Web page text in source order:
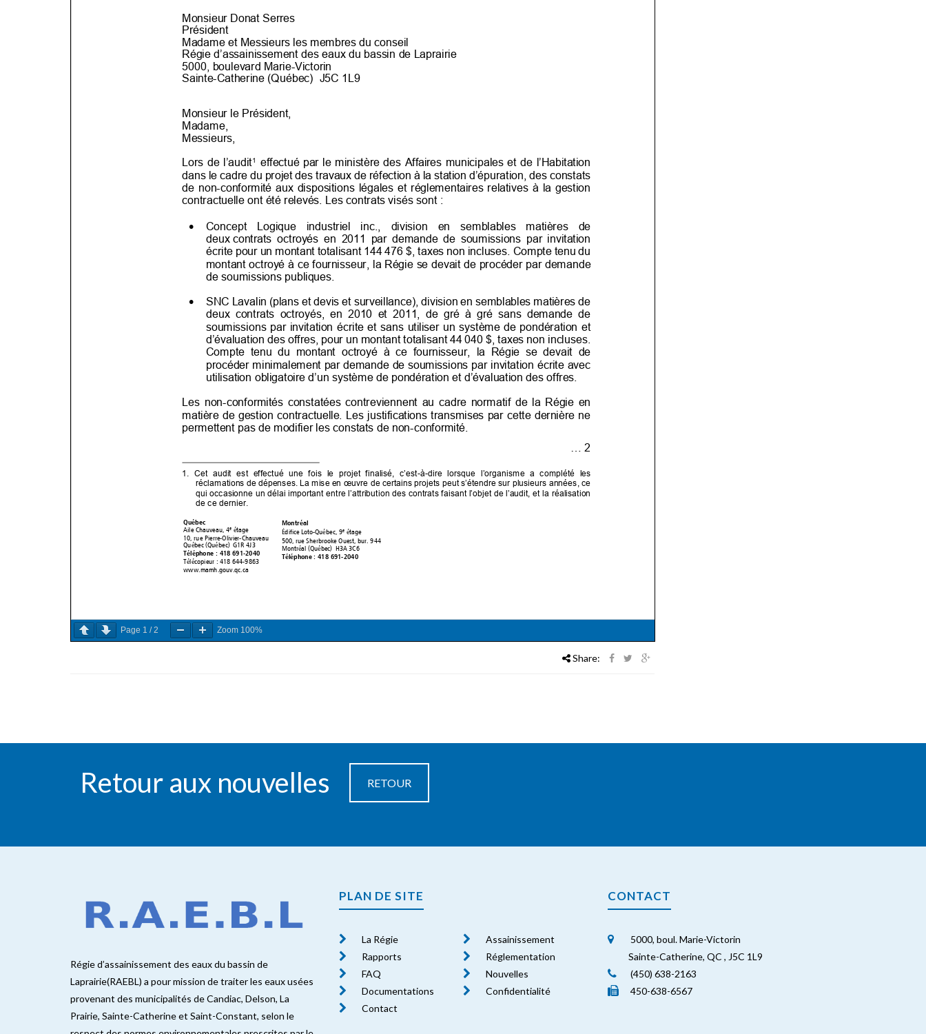
Page 1 /2 Zoom 100%
Share:
Retour aux nouvelles RETOUR
Régie d’assainissement des eaux du bassin de
Laprairie(RAEBL) a pour mission de traiter les eaux usées
provenant des municipalités de Candiac, Delson, La
Prairie, Sainte-Catherine et Saint-Constant, selon le
PLAN DE SITE
La Régie
Assainissement
Rapports
Réglementation
FAQ
Nouvelles
Documentations
Confidentialité
Contact
CONTACT
5000, boul. Marie-Victorin
Sainte-Catherine, QC , J5C 1L9
(450) 638-2163
450-638-6567